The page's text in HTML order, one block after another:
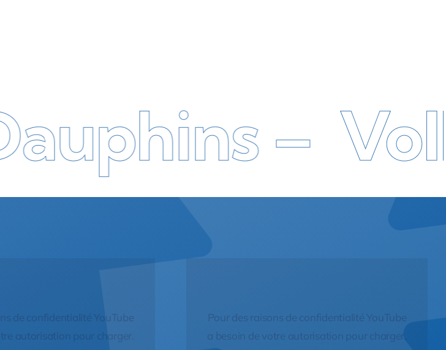
–
de confidentialité YouTube
autorisation pour charger.
Pour des raisons de confidentialité YouTube
a besoin de votre autorisation pour charger.